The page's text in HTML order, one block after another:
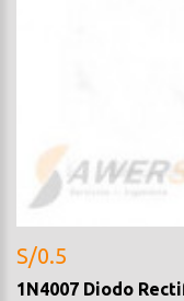
S/0.5
1N4007 Diodo